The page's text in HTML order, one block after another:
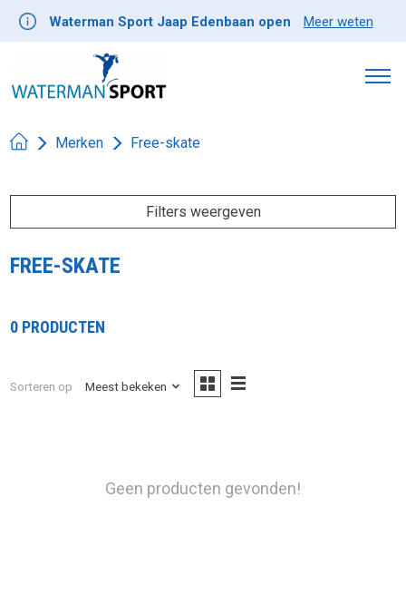
Waterman Sport Jaap Edenbaan open Meer weten
Merken Free-skate
Filters weergeven
FREE-SKATE
0 PRODUCTEN
Sorteren op Meest bekeken
Geen producten gevonden!